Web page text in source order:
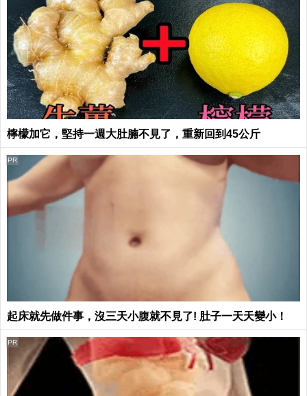
檸檬加它，堅持一週大肚腩不見了，重新回到45公斤
起床就先做件事，沒三天小腹就不見了! 肚子一天天變小！
PR
PR